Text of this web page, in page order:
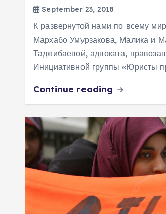
September 23, 2018
К развернутой нами по всему
Мархабо Умурзакова, Малика и
Таджибаевой, адвоката,
Инициативной группы «Юристы
Continue reading